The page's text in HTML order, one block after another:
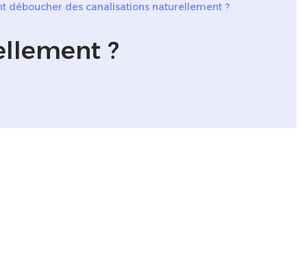
déboucher des canalisations naturellement ?
?